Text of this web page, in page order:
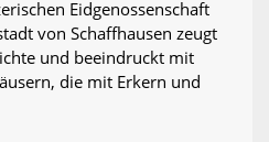
Eidgenossenschaft
von Schaffhausen zeugt
und beeindruckt mit
die mit Erkern und